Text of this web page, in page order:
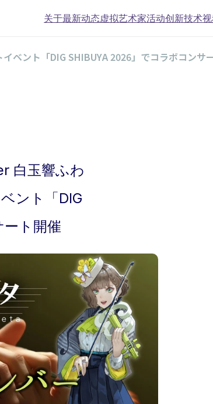
关于最新动态虚拟艺术家活动创新技术
ント「DIG SHIBUYA 2026」でコラボコンサ
白玉響ふわ
ント「DIG
ト開催